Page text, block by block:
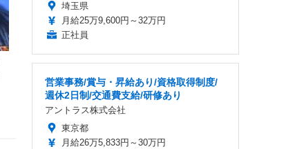
埼玉県
月給25万9,600円～32万円
正社員
営業事務/賞与・昇給あり/資格取得制度/
週休2日制/交通費支給/研修あり
アントラス株式会社
東京都
月給26万5,833円～30万円